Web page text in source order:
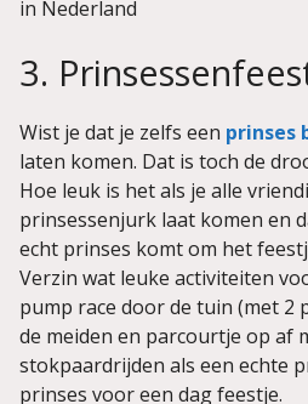
in Nederland
3.
Wist je dat je zelfs een prinses
laten komen. Dat is toch de
Hoe leuk is het als je alle
prinsessenjurk laat komen en
echt prinses komt om het
Verzin wat leuke activiteiten
pump race door de tuin (met 2
de meiden en parcourtje op af
stokpaardrijden als een echte
prinses voor een dag feestje.